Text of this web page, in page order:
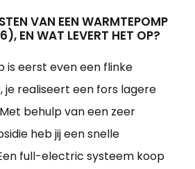
VAN EEN WARMTEPOMP
EN WAT LEVERT HET OP?
is eerst even een flinke
je realiseert een fors lagere
behulp van een zeer
heb jij een snelle
full-electric systeem koop